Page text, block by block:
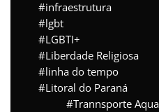
infraestrutura
lgbt
LGBTI+
Liberdade Religiosa
linha do tempo
Litoral do Paraná
Trannsporte